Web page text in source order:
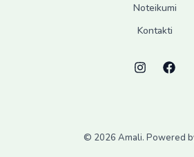
Noteikumi
Kontakti
© 2026 Amali. Powered